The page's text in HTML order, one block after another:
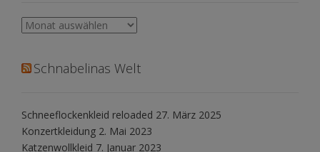
Archiv
Schnabelinas Welt
Schneeflockenkleid reloaded 27. März 2025
Konzertkleidung 2. Mai 2023
Katzenwollkleid 7. Januar 2023